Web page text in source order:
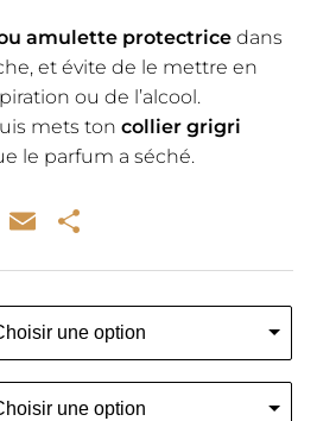
amulette protectrice dans
et évite de le mettre en
ou de l’alcool.
mets ton collier grigri
le parfum a séché.
WhatsApp
Email